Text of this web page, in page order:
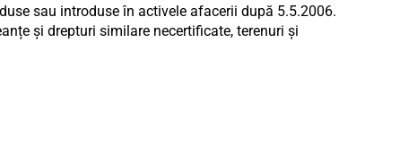
sau introduse în activele afacerii după 5.5.2006.
și drepturi similare necertificate, terenuri și